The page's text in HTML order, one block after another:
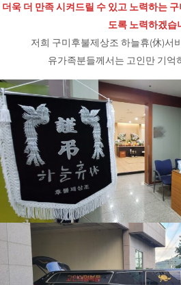
더욱 더 만족 시켜드릴 수 있고 노력하는
도록 노력하겠습
저희 구미후불제상조 하늘휴(休)서
유가족분들께서는 고인만 기억